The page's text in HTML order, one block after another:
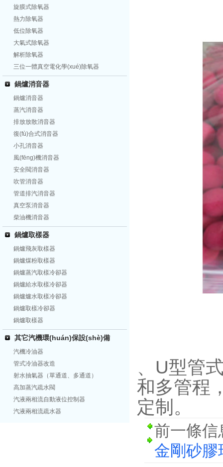
旋膜式除氧器
熱力除氧器
低位除氧器
大氣式除氧器
解析除氧器
三位一體真空電化學(xué)除氧器
鍋爐消音器
鍋爐消音器
蒸汽消音器
排放放散消音器
復(fù)合式消音器
小孔消音器
風(fēng)機消音器
安全閥消音器
吹管消音器
管道排汽消音器
真空泵消音器
柴油機消音器
鍋爐取樣器
鍋爐飛灰取樣器
鍋爐煤粉取樣器
鍋爐蒸汽取樣冷卻器
鍋爐給水取樣冷卻器
鍋爐爐水取樣冷卻器
鍋爐取樣冷卻器
鍋爐取樣器
其它汽機環(huán)保設(shè)備
汽機冷油器
管式冷油器改造
射水抽氣器（單通道、多通道）
高加蒸汽疏水閥
汽液兩相流自動液位控制器
汽液兩相流疏水器
、U型管式
和多管程
定制。
前一條信
金剛砂膠